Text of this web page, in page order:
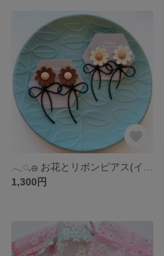
1,300円